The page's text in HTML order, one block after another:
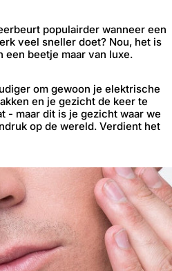
populairder wanneer een
veel sneller doet? Nou, het is
beetje maar van luxe.
om gewoon je elektrische
en je gezicht de keer te
- maar dit is je gezicht waar we
op de wereld. Verdient het